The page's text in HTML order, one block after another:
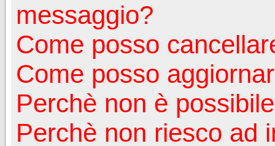
messaggio?
Come posso
Come posso
Perchè non è
Perchè non riesco ad